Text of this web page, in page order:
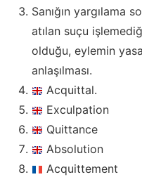
Sanığın yargılama
atılan suçu
olduğu, eylemin
anlaşılması.
Acquittal.
Exculpation
Quittance
Absolution
Acquittement